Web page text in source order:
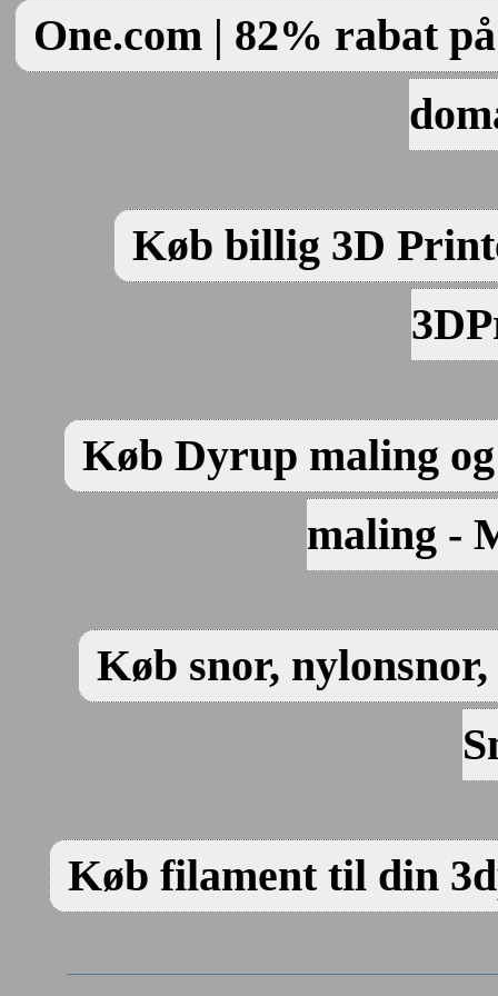
One.com | 82% rabat
Køb billig 3D
Køb Dyrup maling
maling -
Køb snor,
Køb filament til din